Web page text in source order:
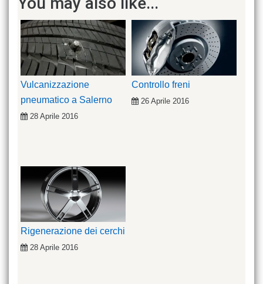
Vulcanizzazione
pneumatico a Salerno
28 Aprile 2016
Controllo freni
26 Aprile 2016
Rigenerazione dei cerchi
28 Aprile 2016